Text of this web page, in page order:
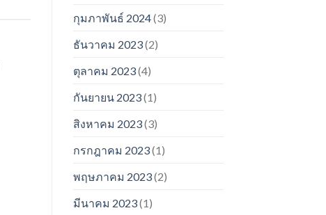
กุมภาพันธ์ 2024(3)
ธันวาคม 2023(2)
ตุลาคม 2023(4)
กันยายน 2023(1)
สิงหาคม 2023(3)
กรกฎาคม 2023(1)
พฤษภาคม 2023(2)
มีนาคม 2023(1)